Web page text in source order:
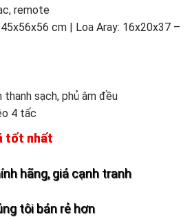
remote
cm | Loa Aray: 16x20x37 –
sạch, phủ âm đều
4 tấc
tốt nhất
hãng, giá cạnh tranh
tôi bán rẻ hơn